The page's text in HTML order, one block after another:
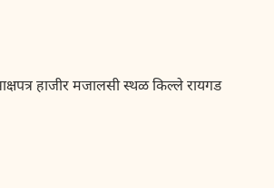
हाजीर मजालसी स्थळ किल्ले रायगड